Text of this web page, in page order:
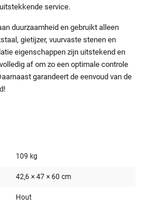
service.
duurzaamheid en gebruikt alleen
gietijzer, vuurvaste stenen en
eigenschappen zijn uitstekend en
af om zo een optimale controle
garandeert de eenvoud van de
109 kg
42,6 × 47 × 60 cm
Hout